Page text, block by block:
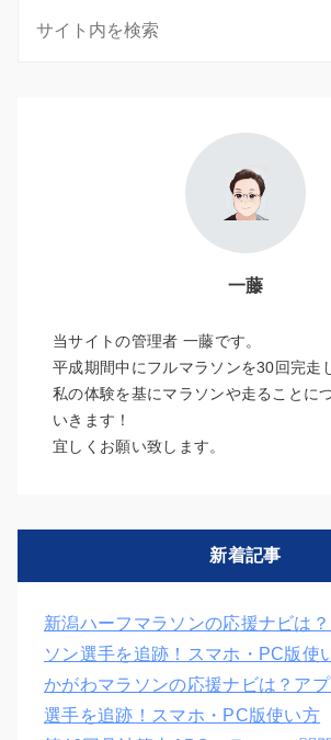
一藤
当サイトの管理者 一藤です。
平成期間中にフルマラソンを30回完走
私の体験を基にマラソンや走ることに
いきます！
宜しくお願い致します。
新着記事
新潟ハーフマラソンの応援ナビは
ソン選手を追跡！スマホ・PC版使
かがわマラソンの応援ナビは？ア
選手を追跡！スマホ・PC版使い方